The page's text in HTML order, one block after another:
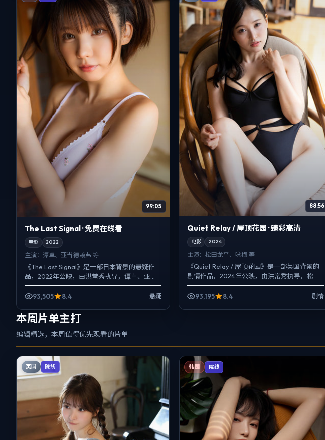
99:05
The Last Signal · 免费在线看
电影 2022
主演： 谭卓、亚当·德赖弗 等
《The Last Signal》是一部日本背景的悬疑作
品，2022年公映，由洪常秀执导，谭卓、亚当·
德赖弗、提莫西·查拉梅等主演。配乐克制，关...
93,505
8.4 悬疑
88:56
Quiet Relay / 屋顶花园 · 臻彩高清
电影 2024
主演：松田龙平、咏梅 等
《Quiet Relay / 屋顶花园》是一部英国背景的
剧情作品，2024年公映，由洪常秀执导，松田
龙平、咏梅、提莫西·查拉梅等主演。把城市当
作...93,195 8.4 剧情
本周片单主打
编辑精选，本周值得优先观看的片单
英国 院线 韩国 院线